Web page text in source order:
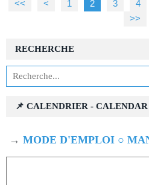
<< < 1 2 3 4
>>
RECHERCHE
📌 CALENDRIER - CALENDAR
→ MODE D'EMPLOI ○